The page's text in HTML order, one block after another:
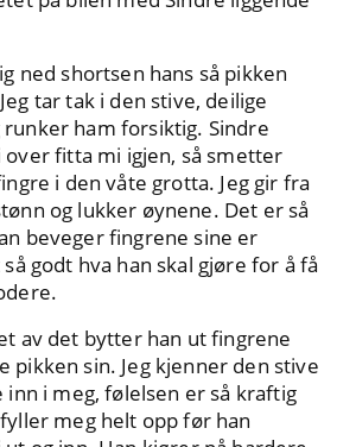
ned shortsen hans så pikken
tar tak i den stive, deilige
runker ham forsiktig. Sindre
over fitta mi igjen, så smetter
i den våte grotta. Jeg gir fra
og lukker øynene. Det er så
beveger fingrene sine er
godt hva han skal gjøre for å få
av det bytter han ut fingrene
pikken sin. Jeg kjenner den stive
inn i meg, følelsen er så kraftig
meg helt opp før han